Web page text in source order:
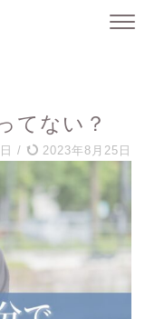
てない？
/ 2023年8月25日